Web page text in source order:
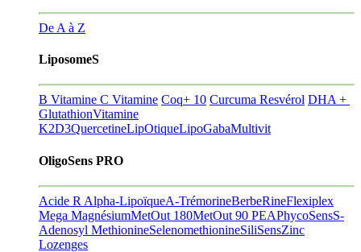
De A à Z
LiposomeS
B Vitamine C Vitamine Coq+ 10 Curcuma Resvérol DHA +
GlutathionVitamine
K2D3QuercetineLipOtiqueLipoGabaMultivit
OligoSens PRO
Acide R Alpha-LipoïqueA-TrémorineBerbeRineFlexiplex
Mega MagnésiumMetOut 180MetOut 90 PEAPhycoSensS-
Adenosyl MethionineSelenomethionineSiliSensZinc
Lozenges